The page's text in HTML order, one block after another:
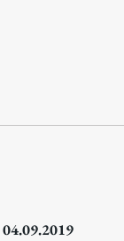
04.09.2019